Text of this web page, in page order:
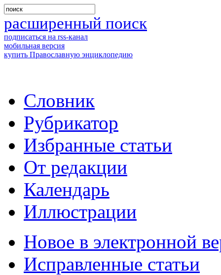
расширенный поиск
подписаться на rss-канал
мобильная версия
купить Православную энциклопедию
Словник
Рубрикатор
Избранные статьи
От редакции
Календарь
Иллюстрации
Новое в электронной
Исправленные статьи